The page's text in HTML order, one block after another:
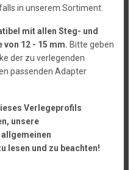
in unserem Sortiment.
mit allen Steg- und
12 - 15 mm. Bitte geben
der zu verlegenden
passenden Adapter
Verlegeprofils
unsere
lesen und zu beachten!